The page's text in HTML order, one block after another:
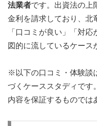
法業者です。出資法の上
金利を請求しており、北
「口コミが良い」「対
図的に流しているケース
※以下の口コミ・体験談
づくケーススタディです
内容を保証するものでは